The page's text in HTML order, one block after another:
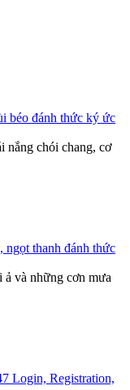
béo đánh thức ký ức
nắng chói chang, cơ
ngọt thanh đánh thức
ả và những cơn mưa
Login, Registration,